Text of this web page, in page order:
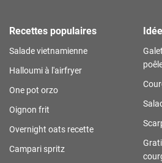
Recettes populaires
Salade vietnamienne
Halloumi à l'airfryer
One pot orzo
Oignon frit
Overnight oats recette
Campari spritz